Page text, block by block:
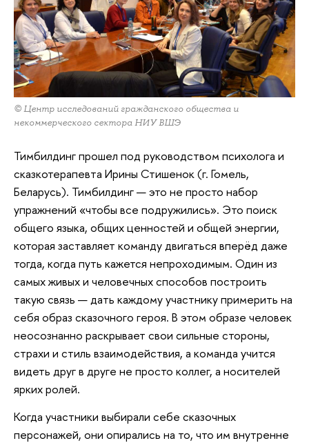
© Центр исследований гражданского общества и
некоммерческого сектора НИУ ВШЭ
Тимбилдинг прошел под руководством психолога и
сказкотерапевта Ирины Стишенок (г. Гомель,
Беларусь). Тимбилдинг — это не просто набор
упражнений «чтобы все подружились». Это поиск
общего языка, общих ценностей и общей энергии,
которая заставляет команду двигаться вперёд даже
тогда, когда путь кажется непроходимым. Один из
самых живых и человечных способов построить
такую связь — дать каждому участнику примерить на
себя образ сказочного героя. В этом образе человек
неосознанно раскрывает свои сильные стороны,
страхи и стиль взаимодействия, а команда учится
видеть друг в друге не просто коллег, а носителей
ярких ролей.
Когда участники выбирали себе сказочных
персонажей, они опирались на то, что им внутренне